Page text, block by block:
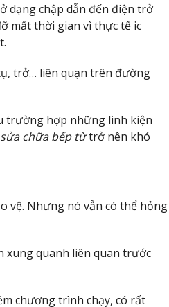
dạng chập dẫn đến điện trở
mất thời gian vì thực tế ic
trở… liên quạn trên đường
trường hợp những linh kiện
sửa chữa bếp từtrở nên khó
vệ. Nhưng nó vẫn có thể hỏng
xung quanh liên quan trước
chương trình chạy, có rất